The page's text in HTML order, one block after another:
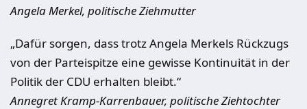
Angela Merkel, politische Ziehmutter
„Dafür sorgen, dass trotz Angela Merkels Rückzugs
von der Parteispitze eine gewisse Kontinuität in der
Politik der CDU erhalten bleibt.“
Annegret Kramp-Karrenbauer, politische Ziehtochter